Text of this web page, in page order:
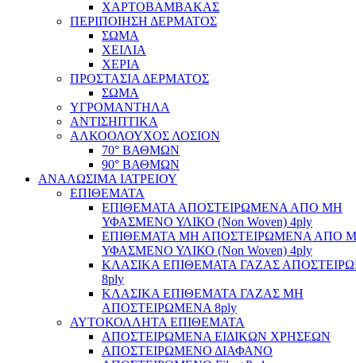
ΧΑΡΤΟΒΑΜΒΑΚΑΣ
ΠΕΡΙΠΟΙΗΣΗ ΔΕΡΜΑΤΟΣ
ΣΩΜΑ
ΧΕΙΛΙΑ
ΧΕΡΙΑ
ΠΡΟΣΤΑΣΙΑ ΔΕΡΜΑΤΟΣ
ΣΩΜΑ
ΥΓΡΟΜΑΝΤΗΛΑ
ΑΝΤΙΣΗΠΤΙΚΑ
ΑΛΚΟΟΛΟΥΧΟΣ ΛΟΣΙΟΝ
70° ΒΑΘΜΩΝ
90° ΒΑΘΜΩΝ
ΑΝΑΛΩΣΙΜΑ ΙΑΤΡΕΙΟΥ
ΕΠΙΘΕΜΑΤΑ
ΕΠΙΘΕΜΑΤΑ ΑΠΟΣΤΕΙΡΩΜΕΝΑ ΑΠΟ ΜΗ
ΥΦΑΣΜΕΝΟ ΥΛΙΚΟ (Non Woven) 4ply
ΕΠΙΘΕΜΑΤΑ ΜΗ ΑΠΟΣΤΕΙΡΩΜΕΝΑ ΑΠΟ
ΥΦΑΣΜΕΝΟ ΥΛΙΚΟ (Non Woven) 4ply
ΚΛΑΣΙΚΑ ΕΠΙΘΕΜΑΤΑ ΓΑΖΑΣ
8ply
ΚΛΑΣΙΚΑ ΕΠΙΘΕΜΑΤΑ ΓΑΖΑΣ ΜΗ
ΑΠΟΣΤΕΙΡΩΜΕΝΑ 8ply
ΑΥΤΟΚΟΛΛΗΤΑ ΕΠΙΘΕΜΑΤΑ
ΑΠΟΣΤΕΙΡΩΜΕΝΑ ΕΙΔΙΚΩΝ ΧΡΗΣΕΩΝ
ΑΠΟΣΤΕΙΡΩΜΕΝΟ ΔΙΑΦΑΝΟ